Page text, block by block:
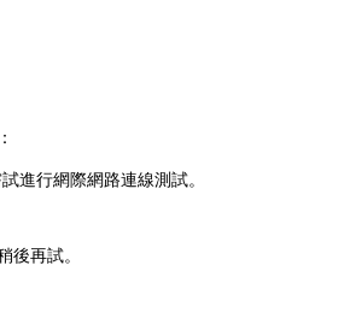
進行網際網路連線測試。
後再試。